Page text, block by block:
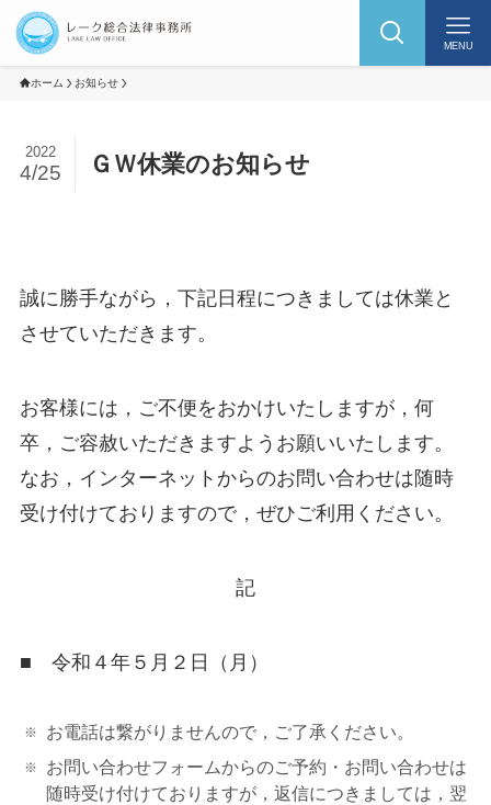
MENU
ホーム お知らせ
ＧＷ休業のお知らせ
2022
4/25
誠に勝手ながら，下記日程につきましては休業と
させていただきます。
お客様には，ご不便をおかけいたしますが，何
卒，ご容赦いただきますようお願いいたします。
なお，インターネットからのお問い合わせは随時
受け付けておりますので，ぜひご利用ください。
記
■ 令和４年５月２日（月）
お電話は繋がりませんので，ご了承ください。
お問い合わせフォームからのご予約・お問い合わせは
随時受け付けておりますが，返信につきましては，翌